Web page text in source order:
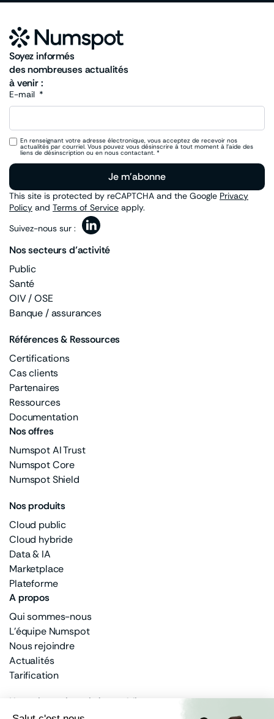
A propos
Qui sommes-nous
L'équipe Numspot
Nous rejoindre
Actualités
Tarification
Un actionnariat privé et public
100% français
Nos offres
Numspot AI Trust
Numspot Core
Numspot Shield
Nos produits
Cloud public
Cloud hybride
Data & IA
Marketplace
Plateforme
Nos secteurs d’activité
Public
Santé
OIV / OSE
Banque / assurances
Références & Ressources
Certifications
Cas clients
Partenaires
Ressources
Documentation
Soyez informés
des nombreuses actualités
à venir :
E-mail
En renseignant votre adresse électronique, vous acceptez de recevoir nos
actualités par courriel. Vous pouvez vous désinscrire à tout moment à l’aide des
liens de désinscription ou en nous contactant. *
Je m'abonne
This site is protected by reCAPTCHA and the Google Privacy
Policy and Terms of Service apply.
Suivez-nous sur :